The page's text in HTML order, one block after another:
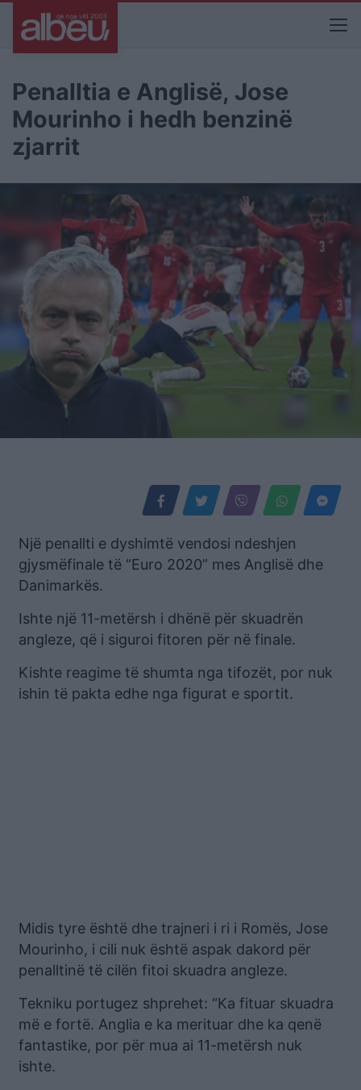
Penalltia e Anglisë, Jose
Mourinho i hedh benzinë
zjarrit
Një penallti e dyshimtë vendosi ndeshjen
gjysmëfinale të “Euro 2020” mes Anglisë dhe
Danimarkës.
Ishte një 11-metërsh i dhënë për skuadrën
angleze, që i siguroi fitoren për në finale.
Kishte reagime të shumta nga tifozët, por nuk
ishin të pakta edhe nga figurat e sportit.
Midis tyre është dhe trajneri i ri i Romës, Jose
Mourinho, i cili nuk është aspak dakord për
penalltinë të cilën fitoi skuadra angleze.
Tekniku portugez shprehet: “Ka fituar skuadra
më e fortë. Anglia e ka merituar dhe ka qenë
fantastike, por për mua ai 11-metërsh nuk
ishte.